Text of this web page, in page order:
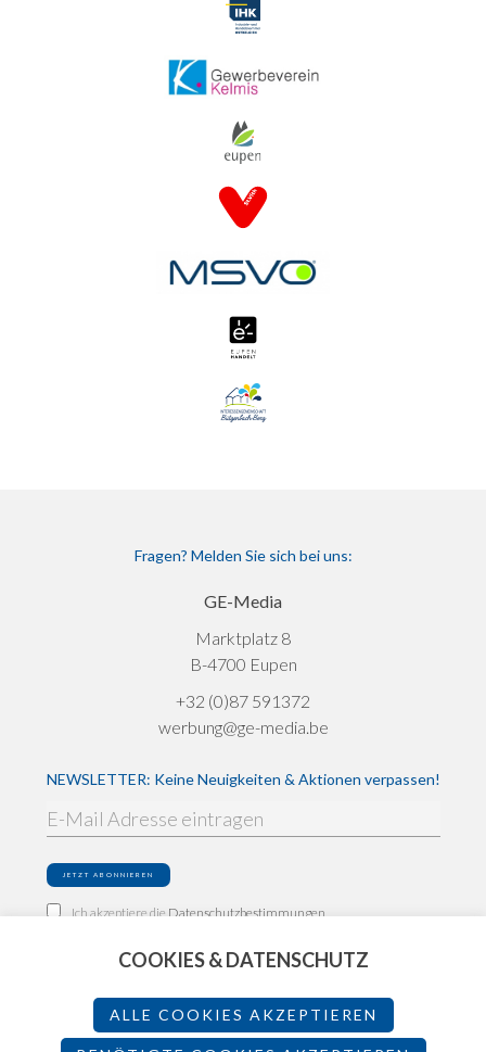
Fragen? Melden Sie sich bei uns:
GE-Media
Marktplatz 8
B-4700 Eupen
+32 (0)87 591372
werbung@ge-media.be
NEWSLETTER: Keine Neuigkeiten & Aktionen verpassen!
Ich akzeptiere die Datenschutzbestimmungen
Impressum
Datenschutz
COOKIES & DATENSCHUTZ
ALLE COOKIES AKZEPTIEREN